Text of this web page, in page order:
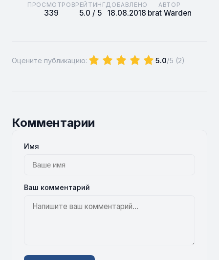
ПРОСМОТРОВ
339
РЕЙТИНГ
5.0 / 5
ДОБАВЛЕНО
18.08.2018
АВТОР
brat Warden
Оцените публикацию: 5.0/5 (2)
Комментарии
Имя
Ваш комментарий